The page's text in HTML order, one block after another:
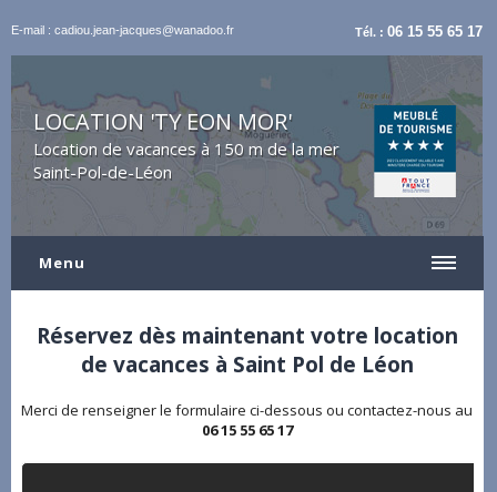
E-mail : cadiou.jean-jacques@wanadoo.fr Tél. :06 15 55 65 17
LOCATION 'TY EON MOR'
Location de vacances à 150 m de la mer
Saint-Pol-de-Léon
Menu
Réservez dès maintenant votre location
de vacances à Saint Pol de Léon
Merci de renseigner le formulaire ci-dessous ou contactez-nous au
06 15 55 65 17